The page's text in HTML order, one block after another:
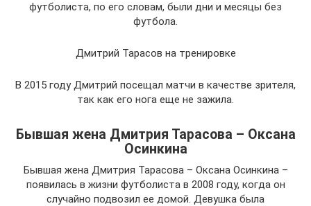
футболиста, по его словам, были дни и месяцы без
футбола.
Дмитрий Тарасов на тренировке
В 2015 году Дмитрий посещал матчи в качестве зрителя,
так как его нога еще не зажила.
Бывшая жена Дмитрия Тарасова – Оксана
Осинкина
Бывшая жена Дмитрия Тарасова – Оксана Осинкина –
появилась в жизни футболиста в 2008 году, когда он
случайно подвозил ее домой. Девушка была